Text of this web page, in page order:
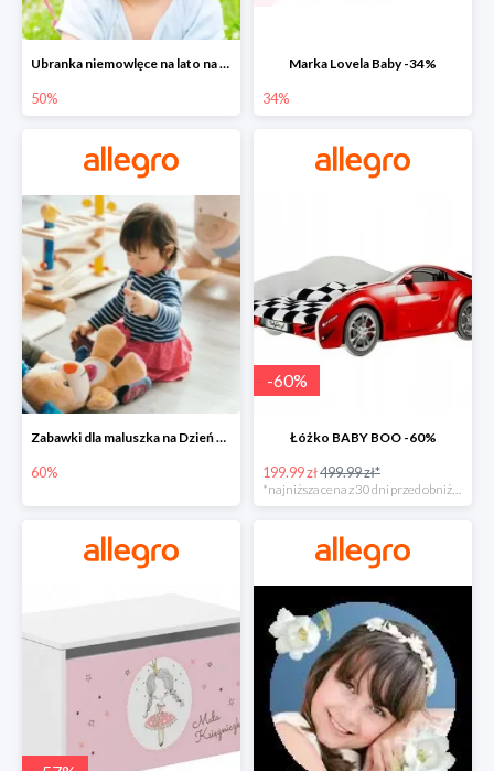
Ubranka niemowlęce na lato na Allegro do -50%
50%
Marka Lovela Baby -34%
34%
Zabawki dla maluszka na Dzień Dziecka na Allegro do -60%
60%
-60%
Łóżko BABY BOO -60%
199.99 zł499.99 zł*
*najniższa cena z 30 dni przed obniżką